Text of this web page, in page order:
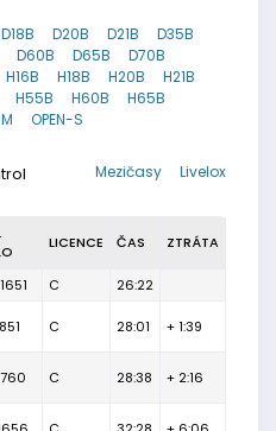
D18B D20B D21B
D35B
D60B D65B
D70B
H16B H18B H20B
H21B
H55B H60B
H65B
OPEN-S
Livelox
Mezičasy
LICENCE ČAS ZTRÁTA
C 26:22
C 28:01 + 1:39
C 28:38 + 2:16